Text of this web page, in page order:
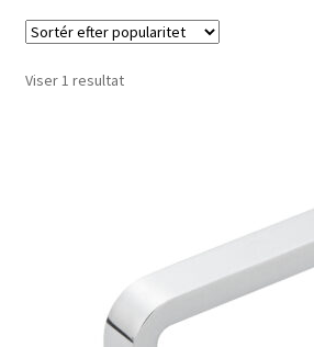
fortrydelsesret
Kontakt
Viser 1 resultat